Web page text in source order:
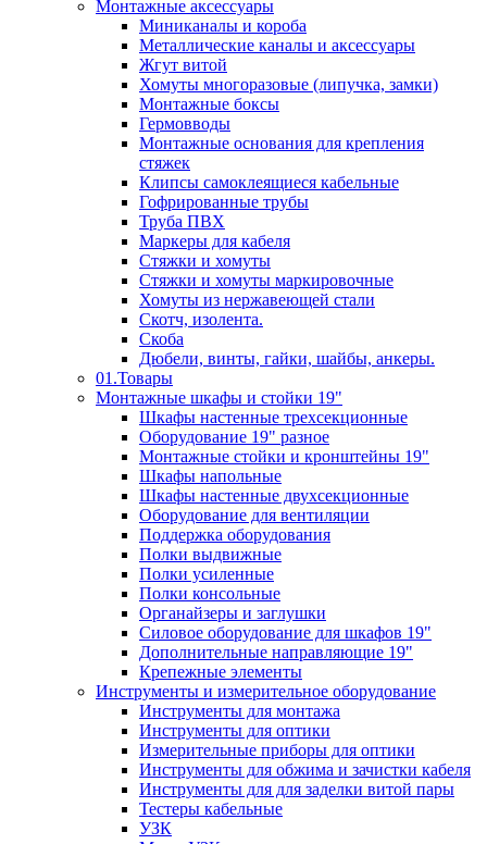
Монтажные аксессуары
Миниканалы и короба
Металлические каналы и аксессуары
Жгут витой
Хомуты многоразовые (липучка, замки)
Монтажные боксы
Гермовводы
Монтажные основания для крепления
стяжек
Клипсы самоклеящиеся кабельные
Гофрированные трубы
Труба ПВХ
Маркеры для кабеля
Стяжки и хомуты
Стяжки и хомуты маркировочные
Хомуты из нержавеющей стали
Скотч, изолента.
Скоба
Дюбели, винты, гайки, шайбы, анкеры.
01.Товары
Монтажные шкафы и стойки 19"
Шкафы настенные трехсекционные
Оборудование 19" разное
Монтажные стойки и кронштейны 19"
Шкафы напольные
Шкафы настенные двухсекционные
Оборудование для вентиляции
Поддержка оборудования
Полки выдвижные
Полки усиленные
Полки консольные
Органайзеры и заглушки
Силовое оборудование для шкафов 19"
Дополнительные направляющие 19"
Крепежные элементы
Инструменты и измерительное оборудование
Инструменты для монтажа
Инструменты для оптики
Измерительные приборы для оптики
Инструменты для обжима и зачистки кабеля
Инструменты для для заделки витой пары
Тестеры кабельные
УЗК